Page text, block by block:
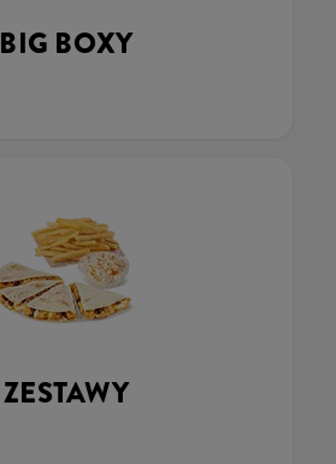
BIG BOXY
ZESTAWY